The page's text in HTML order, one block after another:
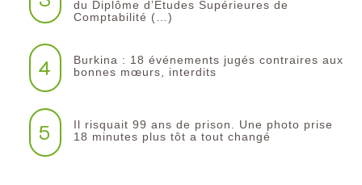
du Diplôme d’Etudes Supérieures de
Comptabilité (…)
4
Burkina : 18 événements jugés contraires aux
bonnes mœurs, interdits
5
Il risquait 99 ans de prison. Une photo prise
18 minutes plus tôt a tout changé